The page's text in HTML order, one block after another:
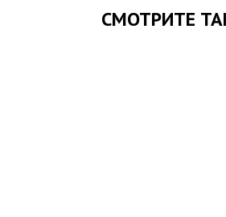
СМОТРИТЕ